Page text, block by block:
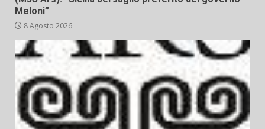
Meloni”
8 Agosto 2026